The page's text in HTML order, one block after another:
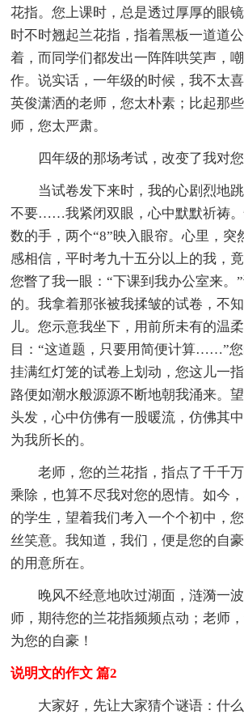
花指。您上课时，总是透过厚厚的眼
时不时翘起兰花指，指着黑板一道道
着，而同学们都发出一阵阵哄笑声，
作。说实话，一年级的时候，我不太
英俊潇洒的老师，您太朴素；比起那
师，您太严肃。
四年级的那场考试，改变了我对您
当试卷发下来时，我的心剧烈地
不要……我紧闭双眼，心中默默祈祷
数的手，两个“8”映入眼帘。心里，突
感相信，平时考九十五分以上的我，竟
您瞥了我一眼：“下课到我办公室来。
的。我拿着那张被我揉皱的试卷，不
儿。您示意我坐下，用前所未有的温
目：“这道题，只要用简便计算……”
挂满红灯笼的试卷上划动，您这儿一
路便如潮水般源源不断地朝我涌来。
头发，心中仿佛有一股暖流，仿佛其
为我所长的。
老师，您的兰花指，指点了千千万
乘除，也算不尽我对您的恩情。如今
的学生，望着我们考入一个个初中，
丝笑意。我知道，我们，便是您的自
的用意所在。
晚风不经意地吹过湖面，涟漪一波
师，期待您的兰花指频频点动；老师
为您的自豪！
说明文的作文 篇2
大家好，先让大家猜个谜语：什么